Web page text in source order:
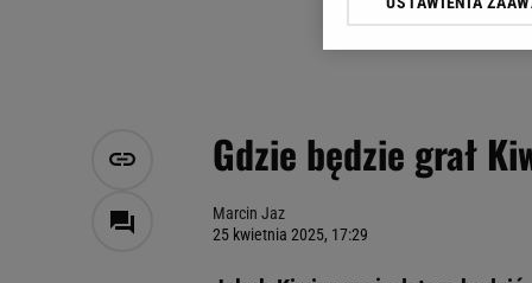
Gdzie będzie grał
Marcin Jaz
25 kwietnia 2025, 17:29
Klikając „Akceptuję”
Zaufanych Partnerów i
My, nasi Zaufani
Użycie dokładnych
badnie odbiorców i